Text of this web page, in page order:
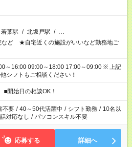
若葉駅 / 北坂戸駅 / …
など ★自宅近くの施設がいいなど勤務地ご
～16:00 09:00～18:00 17:00～09:00 ※ 上記
シフトもご相談ください！
開始日の相談OK！
不要 / 40～50代活躍中 / シフト勤務 / 10名以
対応なし / パソコンスキル不要
応募する 詳細へ